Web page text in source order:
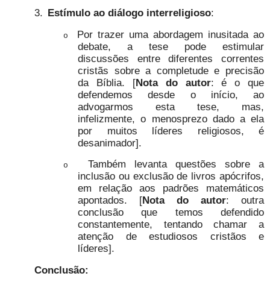
3. Estímulo ao diálogo interreligioso:
o
Por trazer uma abordagem inusitada ao
debate, a tese pode estimular
discussões entre diferentes correntes
cristãs sobre a completude e precisão
da Bíblia. [Nota do autor: é o que
defendemos desde o início, ao
advogarmos esta tese, mas,
infelizmente, o menosprezo dado a ela
por muitos líderes religiosos, é
desanimador].
o
Também levanta questões sobre a
inclusão ou exclusão de livros apócrifos,
em relação aos padrões matemáticos
apontados. [Nota do autor: outra
conclusão que temos defendido
constantemente, tentando chamar a
atenção de estudiosos cristãos e
líderes].
Conclusão: